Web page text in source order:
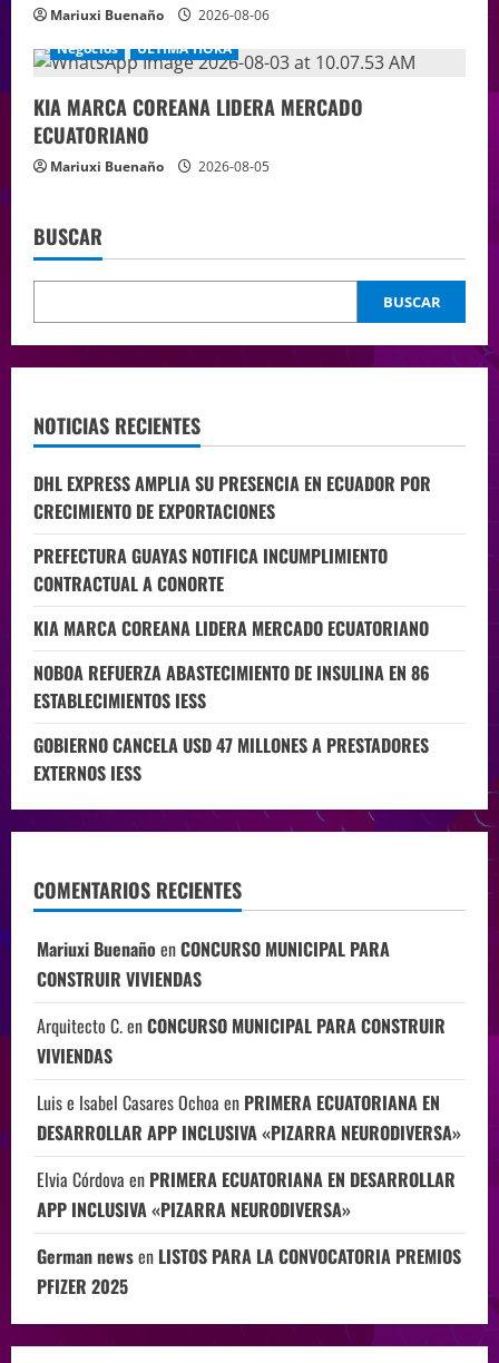
Mariuxi Buenaño
2026-08-06
Negocios
ÚLTIMA HORA
KIA MARCA COREANA LIDERA MERCADO
ECUATORIANO
Mariuxi Buenaño 2026-08-05
BUSCAR
BUSCAR
NOTICIAS RECIENTES
DHL EXPRESS AMPLIA SU PRESENCIA EN ECUADOR POR
CRECIMIENTO DE EXPORTACIONES
PREFECTURA GUAYAS NOTIFICA INCUMPLIMIENTO
CONTRACTUAL A CONORTE
KIA MARCA COREANA LIDERA MERCADO ECUATORIANO
NOBOA REFUERZA ABASTECIMIENTO DE INSULINA EN 86
ESTABLECIMIENTOS IESS
GOBIERNO CANCELA USD 47 MILLONES A PRESTADORES
EXTERNOS IESS
COMENTARIOS RECIENTES
Mariuxi Buenaño enCONCURSO MUNICIPAL PARA
CONSTRUIR VIVIENDAS
Arquitecto C.enCONCURSO MUNICIPAL PARA CONSTRUIR
VIVIENDAS
Luis e Isabel Casares Ochoa en PRIMERA ECUATORIANA EN
DESARROLLAR APP INCLUSIVA «PIZARRA NEURODIVERSA»
Elvia Córdova en PRIMERA ECUATORIANA EN DESARROLLAR
APP INCLUSIVA «PIZARRA NEURODIVERSA»
German newsen LISTOS PARA LA CONVOCATORIA PREMIOS
PFIZER 2025